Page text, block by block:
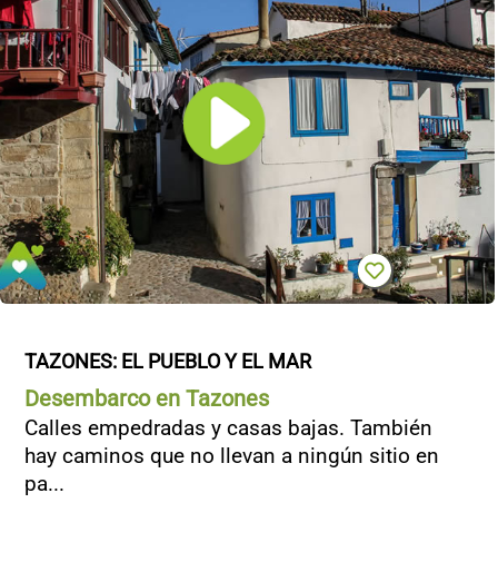
TAZONES: EL PUEBLO Y EL MAR
Desembarco en Tazones
Calles empedradas y casas bajas. También
hay caminos que no llevan a ningún sitio en
pa...